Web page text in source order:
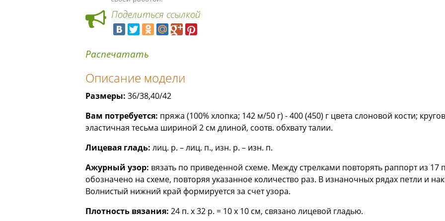
Поделиться ссылкой
Распечатать
Описание модели
Размеры: 36/38,40/42
Вам потребуется: пряжа (100% хлопка; 142 м/50 г) - 400 (450) г цвета слоновой кости;
эластичная тесьма шириной 2 см длиной, соотв. обхвату талии.
Лицевая гладь: лиц. р. – лиц. п., изн. р. – изн. п.
Ажурный узор: вязать по приведенной схеме. Между стрелками повторять раппорт из
обозначено на схеме, повторяя указанное количество раз. В изнаночных рядах петли и
Волнистый нижний край формируется за счет узора.
Плотность вязания: 24 п. х 32 р. = 10 х 10 см, связано лицевой гладью.